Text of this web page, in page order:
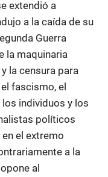
extendió a
a la caída de su
Guerra
la maquinaria
la censura para
fascismo, el
individuos y los
políticos
el extremo
a la
al